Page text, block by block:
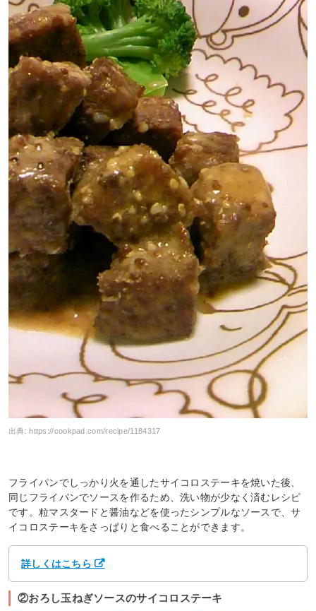
出典: https://cookpad.com/recipe/1184317
フライパンでしっかり火を通したサイコロステーキを焼いた後、
同じフライパンでソースを作るため、洗い物が少なく済むレシピ
です。粒マスタードと醤油などを使ったシンプルなソースで、サ
イコロステーキをさっぱりと食べることができます。
詳しくはこちら
②おろし玉ねぎソースのサイコロステーキ